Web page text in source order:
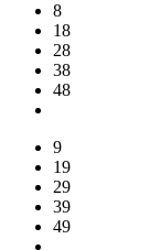
8
18
28
38
48
9
19
29
39
49